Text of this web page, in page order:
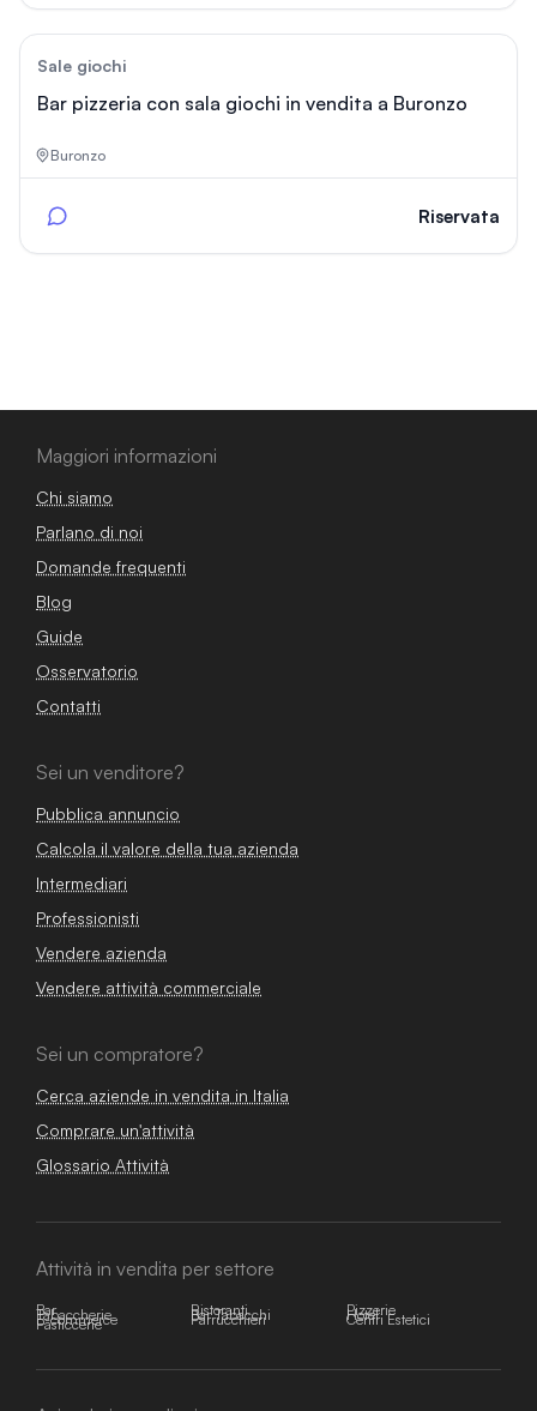
Sale giochi
Bar pizzeria con sala giochi in vendita a Buronzo
Buronzo
Riservata
Maggiori informazioni
Chi siamo
Parlano di noi
Domande frequenti
Blog
Guide
Osservatorio
Contatti
Sei un venditore?
Pubblica annuncio
Calcola il valore della tua azienda
Intermediari
Professionisti
Vendere azienda
Vendere attività commerciale
Sei un compratore?
Cerca aziende in vendita in Italia
Comprare un'attività
Glossario Attività
Attività in vendita per settore
Bar Ristoranti Pizzerie
Tabaccherie Bar Tabacchi Hotel
E-commerce Parrucchieri Centri Estetici
Pasticcerie